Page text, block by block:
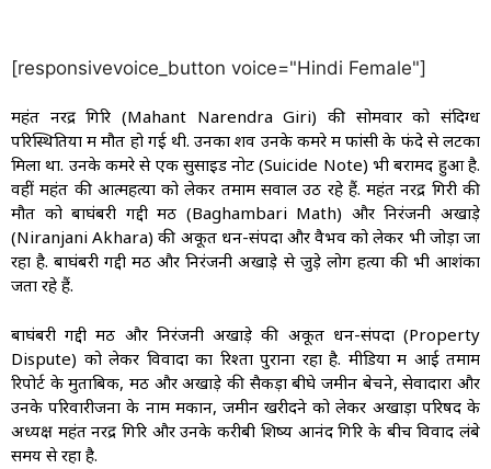
[responsivevoice_button voice="Hindi Female"]
महंत नरेंद्र गिरि (Mahant Narendra Giri) की सोमवार को संदिग्ध
परिस्थितियों में मौत हो गई थी. उनका शव उनके कमरे में फांसी के फंदे से लटका
मिला था. उनके कमरे से एक सुसाइड नोट (Suicide Note) भी बरामद हुआ है.
वहीं महंत की आत्‍महत्या को लेकर तमाम सवाल उठ रहे हैं. महंत नरेंद्र गिरी की
मौत को बाघंबरी गद्दी मठ (Baghambari Math) और निरंजनी अखाड़े
(Niranjani Akhara) की अकूत धन-संपदा और वैभव को लेकर भी जोड़ा जा
रहा है. बाघंबरी गद्दी मठ और निरंजनी अखाड़े से जुड़े लोग हत्‍या की भी आशंका
जता रहे हैं.
बाघंबरी गद्दी मठ और निरंजनी अखाड़े की अकूत धन-संपदा (Property
Dispute) को लेकर विवादों का रिश्ता पुराना रहा है. मीडिया में आई तमाम
रिपोर्ट के मुताबिक, मठ और अखाड़े की सैकड़ों बीघे जमीनें बेचने, सेवादारों और
उनके परिवारीजनों के नाम मकान, जमीन खरीदने को लेकर अखाड़ा परिषद के
अध्यक्ष महंत नरेंद्र गिरि और उनके करीबी शिष्य आनंद गिरि के बीच विवाद लंबे
समय से रहा है.